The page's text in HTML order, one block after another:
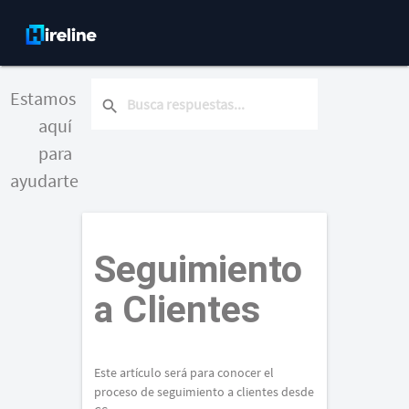
Estamos
aquí
para
ayudarte
search
Seguimiento
a Clientes
Este artículo será para conocer el
proceso de seguimiento a clientes desde